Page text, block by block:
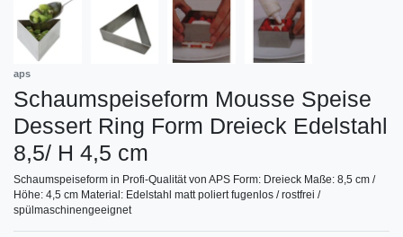
aps
Schaumspeiseform Mousse Speise
Dessert Ring Form Dreieck Edelstahl
8,5/ H 4,5 cm
Schaumspeiseform in Profi-Qualität von APS Form: Dreieck Maße: 8,5 cm /
Höhe: 4,5 cm Material: Edelstahl matt poliert fugenlos / rostfrei /
spülmaschinengeeignet